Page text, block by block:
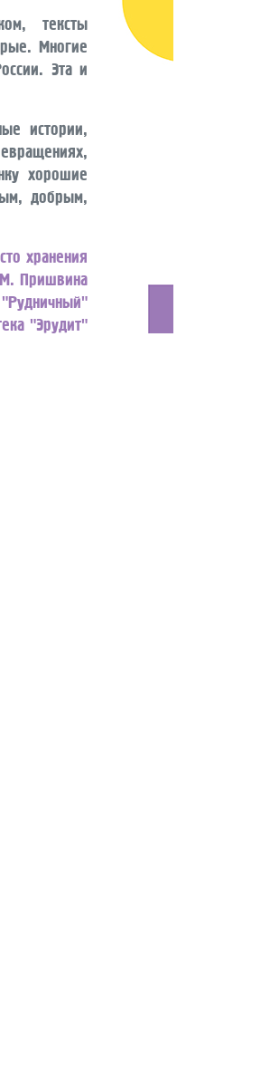
тексты
Многие
Эта и
истории,
хорошие
добрым,
хранения
М. Пришвина
"Эрудит"